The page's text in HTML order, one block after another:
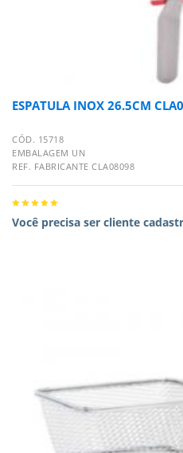
ESPATULA INOX 26.5CM
CÓD. 15718
EMBALAGEM UN
REF. FABRICANTE CLA08098
Você precisa ser cliente